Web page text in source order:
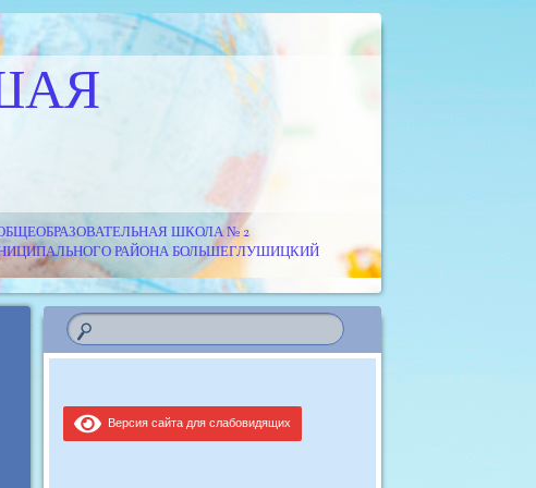
ШКОЛА № 2
РАЙОНА БОЛЬШЕГЛУШИЦКИЙ
Версия сайта для слабовидящих